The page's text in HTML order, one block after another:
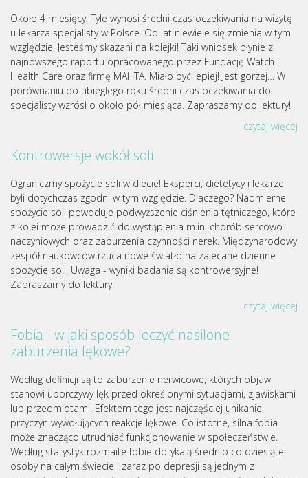
Około 4 miesięcy! Tyle wynosi średni czas oczekiwania na wizytę
u lekarza specjalisty w Polsce. Od lat niewiele się zmienia w tym
względzie. Jesteśmy skazani na kolejki! Taki wniosek płynie z
najnowszego raportu opracowanego przez Fundację Watch
Health Care oraz firmę MAHTA. Miało być lepiej! Jest gorzej… W
porównaniu do ubiegłego roku średni czas oczekiwania do
specjalisty wzrósł o około pół miesiąca. Zapraszamy do lektury!
czytaj więcej
Kontrowersje wokół soli
Ograniczmy spożycie soli w diecie! Eksperci, dietetycy i lekarze
byli dotychczas zgodni w tym względzie. Dlaczego? Nadmierne
spożycie soli powoduje podwyższenie ciśnienia tętniczego, które
z kolei może prowadzić do wystąpienia m.in. chorób sercowo-
naczyniowych oraz zaburzenia czynności nerek. Międzynarodowy
zespół naukowców rzuca nowe światło na zalecane dzienne
spożycie soli. Uwaga - wyniki badania są kontrowersyjne!
Zapraszamy do lektury!
czytaj więcej
Fobia - w jaki sposób leczyć nasilone
zaburzenia lękowe?
Według definicji są to zaburzenie nerwicowe, których objaw
stanowi uporczywy lęk przed określonymi sytuacjami, zjawiskami
lub przedmiotami. Efektem tego jest najczęściej unikanie
przyczyn wywołujących reakcje lękowe. Co istotne, silna fobia
może znacząco utrudniać funkcjonowanie w społeczeństwie.
Według statystyk rozmaite fobie dotykają średnio co dziesiątej
osoby na całym świecie i zaraz po depresji są jednym z